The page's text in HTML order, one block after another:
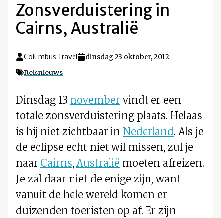
Zonsverduistering in
Cairns, Australië
Columbus Travel
dinsdag 23 oktober, 2012
Reisnieuws
Dinsdag 13 november vindt er een
totale zonsverduistering plaats. Helaas
is hij niet zichtbaar in Nederland. Als je
de eclipse echt niet wil missen, zul je
naar Cairns, Australië moeten afreizen.
Je zal daar niet de enige zijn, want
vanuit de hele wereld komen er
duizenden toeristen op af. Er zijn